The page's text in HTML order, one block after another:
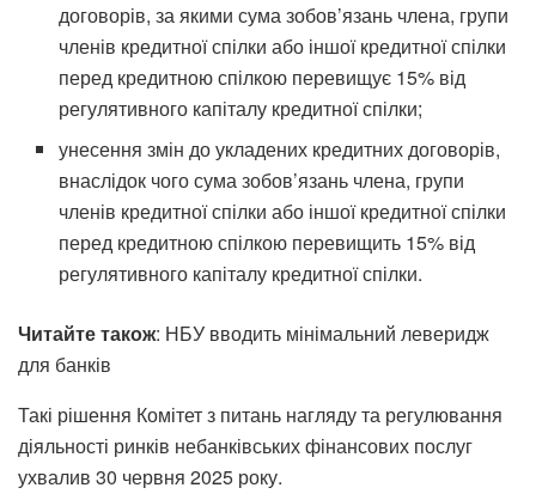
договорів, за якими сума зобов’язань члена, групи
членів кредитної спілки або іншої кредитної спілки
перед кредитною спілкою перевищує 15% від
регулятивного капіталу кредитної спілки;
унесення змін до укладених кредитних договорів,
внаслідок чого сума зобов’язань члена, групи
членів кредитної спілки або іншої кредитної спілки
перед кредитною спілкою перевищить 15% від
регулятивного капіталу кредитної спілки.
Читайте також: НБУ вводить мінімальний леверидж
для банків
Такі рішення Комітет з питань нагляду та регулювання
діяльності ринків небанківських фінансових послуг
ухвалив 30 червня 2025 року.